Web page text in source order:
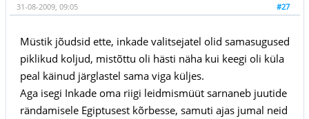
#27
31-08-2009, 09:05
Müstik jõudsid ette, inkade valitsejatel olid samasugused
piklikud koljud, mistõttu oli hästi näha kui keegi oli küla
peal käinud järglastel sama viga küljes.
Aga isegi Inkade oma riigi leidmismüüt sarnaneb juutide
rändamisele Egiptusest kõrbesse, samuti ajas jumal neid